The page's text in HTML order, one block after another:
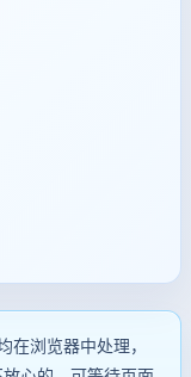
在浏览器中处理，